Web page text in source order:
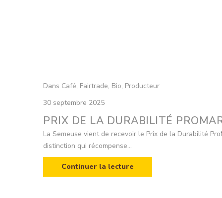
Dans Café, Fairtrade, Bio, Producteur
30 septembre 2025
PRIX DE LA DURABILITÉ
La Semeuse vient de recevoir le Prix de la Durabilité
distinction qui récompense...
Continuer la lecture